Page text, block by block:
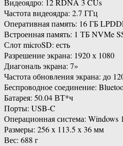
Видеоядро: 12 RDNA 3 CUs
Частота видеоядра: 2.7 ГГц
Оперативная память: 16 ГБ
Встроенная память: 1 ТБ NVMe
Слот microSD: есть
Разрешение экрана: 1920 х 1080
Диагональ экрана: 7»
Частота обновления экрана: до
Беспроводное соединение:
Батарея: 50.04 ВТ*ч
Порты: USB-C
Операционная система: Windows
Размеры: 256 x 113.5 x 36 мм
Вес: 688 г